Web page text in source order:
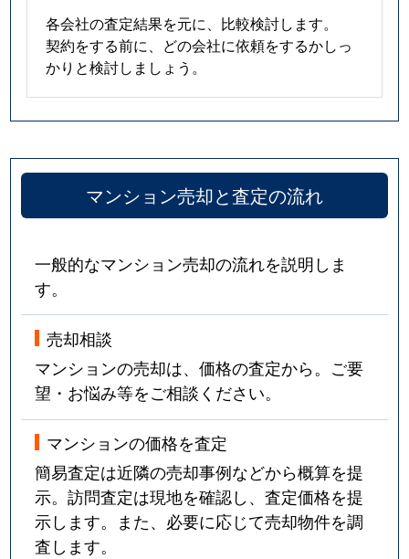
各会社の査定結果を元に、比較検討します。
契約をする前に、どの会社に依頼をするかしっ
かりと検討しましょう。
マンション売却と査定の流れ
一般的なマンション売却の流れを説明しま
す。
売却相談
マンションの売却は、価格の査定から。ご要
望・お悩み等をご相談ください。
マンションの価格を査定
簡易査定は近隣の売却事例などから概算を提
示。訪問査定は現地を確認し、査定価格を提
示します。また、必要に応じて売却物件を調
査します。